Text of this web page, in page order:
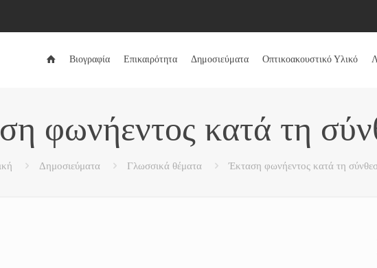
Βιογραφία Επικαιρότητα Δημοσιεύματα Οπτικοακουστικό Υλικό
φωνήεντος κατά τη
Δημοσιεύματα Γλωσσικά θέματα Έκταση φωνήεντος κατά τη